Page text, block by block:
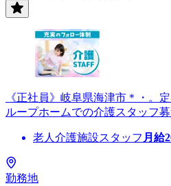
《正社員》岐阜県海津市＊・。
ループホームでの介護スタッフ募
老人介護施設スタッフ 月給
勤務地